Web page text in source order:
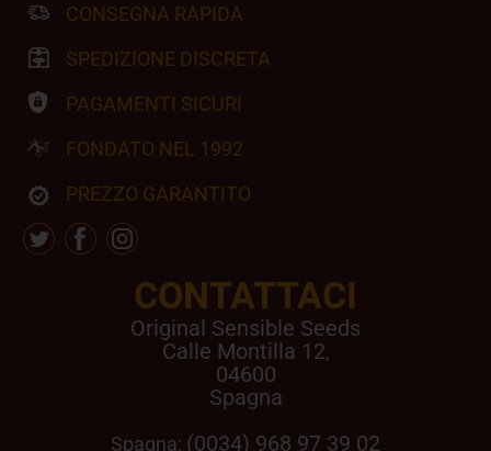
CONTATTACI
Original Sensible Seeds
Calle Montilla 12,
04600
Spagna
Spagna: (0034) 968 97 39 02
CONSEGNA RAPIDA
SPEDIZIONE DISCRETA
PAGAMENTI SICURI
FONDATO NEL 1992
PREZZO GARANTITO